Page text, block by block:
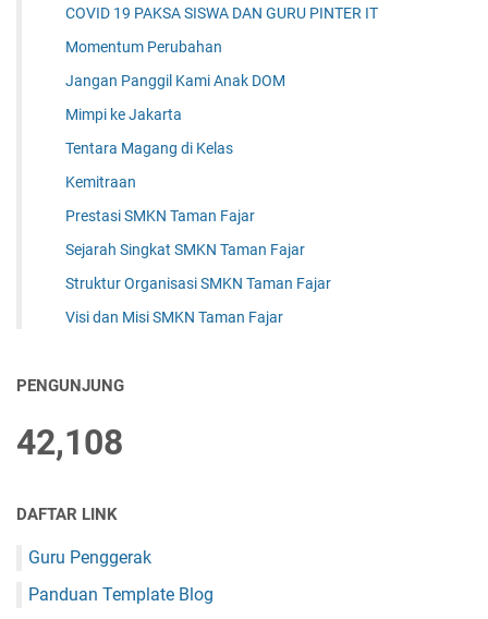
COVID 19 PAKSA SISWA DAN GURU PINTER IT
Momentum Perubahan
Jangan Panggil Kami Anak DOM
Mimpi ke Jakarta
Tentara Magang di Kelas
Kemitraan
Prestasi SMKN Taman Fajar
Sejarah Singkat SMKN Taman Fajar
Struktur Organisasi SMKN Taman Fajar
Visi dan Misi SMKN Taman Fajar
PENGUNJUNG
42,108
DAFTAR LINK
Guru Penggerak
Panduan Template Blog